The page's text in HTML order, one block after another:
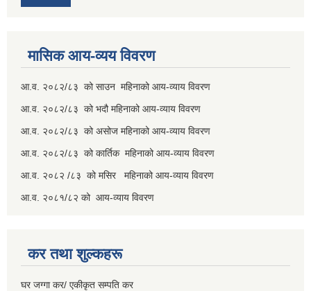
मासिक आय-व्यय विवरण
आ.व. २०८२/८३ को साउन महिनाको आय-व्याय विवरण
आ.व. २०८२/८३ को भदौ महिनाको आय-व्याय विवरण
आ.व. २०८२/८३ को असोज महिनाको आय-व्याय विवरण
आ.व. २०८२/८३ को कार्तिक महिनाको आय-व्याय विवरण
आ.व. २०८२ /८३ को मसिर महिनाको आय-व्याय विवरण
आ.व. २०८१/८२ को आय-व्याय विवरण
कर तथा शुल्कहरू
घर जग्गा कर/ एकीकृत सम्पति कर